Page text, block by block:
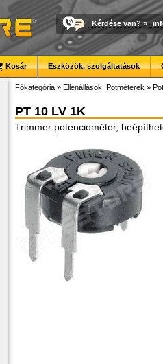
Kérdése van? »
Kosár Eszközök, szolgáltatások
Főkategória » Ellenállások, Potméterek »
PT 10 LV 1K
Trimmer potenciométer,